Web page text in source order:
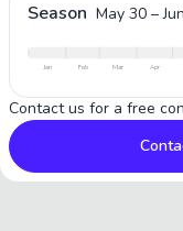
Season May 30 –
Jan Feb Mar Apr
Contact us for a free